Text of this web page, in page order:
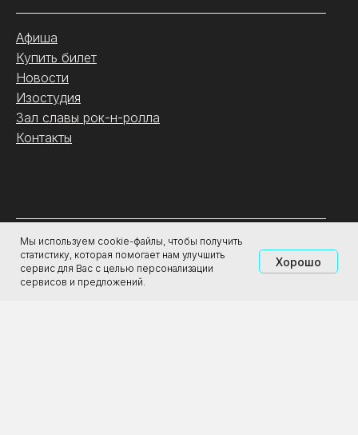
Мы используем cookie-файлы, чтобы получить
статистику, которая помогает нам улучшить
сервис для Вас с целью персонализации
сервисов и предложений.
Хорошо
Афиша
Купить билет
Новости
Изостудия
Зал славы рок-н-ролла
Контакты
О галерее
Магазин
Аренда